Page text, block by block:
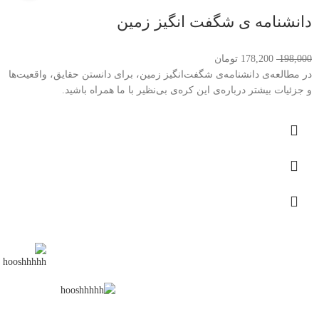
دانشنامه ی شگفت انگیز زمین
198,000
178,200 تومان
در مطالعه‌ی دانشنامه‌ی شگفت‌انگیز زمین، برای دانستن حقایق، واقعیت‌ها
و جزئیات بیشتر درباره‌ی این کره‌ی بی‌نظیر با ما همراه باشید.